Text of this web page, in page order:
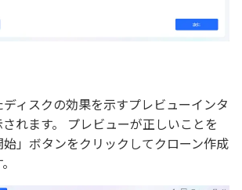
ィスクの効果を示すプレビューインタ
れます。 プレビューが正しいことを
」ボタンをクリックしてクローン作成